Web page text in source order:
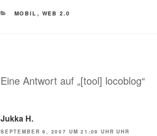
KATEGORIEN
MOBIL , WEB 2.0
Eine Antwort auf „[tool] locoblog“
Jukka H.
SEPTEMBER 9, 2007 UM 21:09 UHR UHR